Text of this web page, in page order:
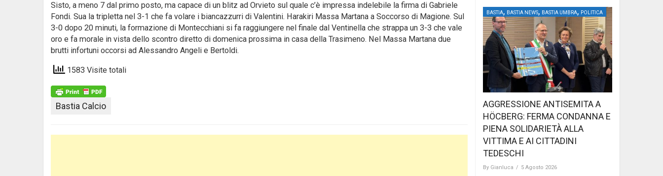
Sisto, a meno 7 dal primo posto, ma capace di un blitz ad Orvieto sul quale c’è impressa indelebile la firma di Gabriele
Fondi. Sua la tripletta nel 3-1 che fa volare i biancazzurri di Valentini. Harakiri Massa Martana a Soccorso di Magione. Sul
3-0 dopo 20 minuti, la formazione di Montecchiani si fa raggiungere nel finale dal Ventinella che strappa un 3-3 che vale
oro e fa morale in vista dello scontro diretto di domenica prossima in casa della Trasimeno. Nel Massa Martana due
brutti infortuni occorsi ad Alessandro Angeli e Bertoldi.
1583 Visite totali
Bastia Calcio
BASTIA, BASTIA NEWS, BASTIA UMBRA, POLITICA
AGGRESSIONE ANTISEMITA A
HÖCBERG: FERMA CONDANNA E
PIENA SOLIDARIETÀ ALLA
VITTIMA E AI CITTADINI
TEDESCHI
By Gianluca / 5 Agosto 2026